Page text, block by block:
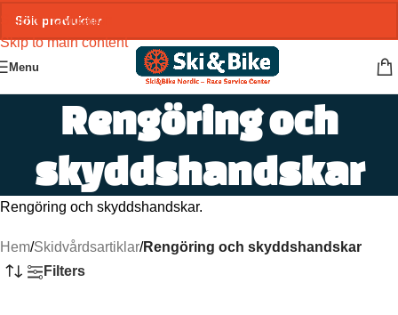
Skip to navigation
Skip to main content
Menu
Rengöring och
skyddshandskar
Rengöring och skyddshandskar.
Hem/Skidvårdsartiklar/Rengöring och skyddshandskar
Filters